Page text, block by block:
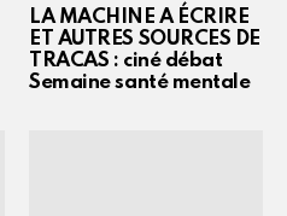
LA MACHINE A ÉCRIRE
ET AUTRES SOURCES DE
TRACAS : ciné débat
Semaine santé mentale